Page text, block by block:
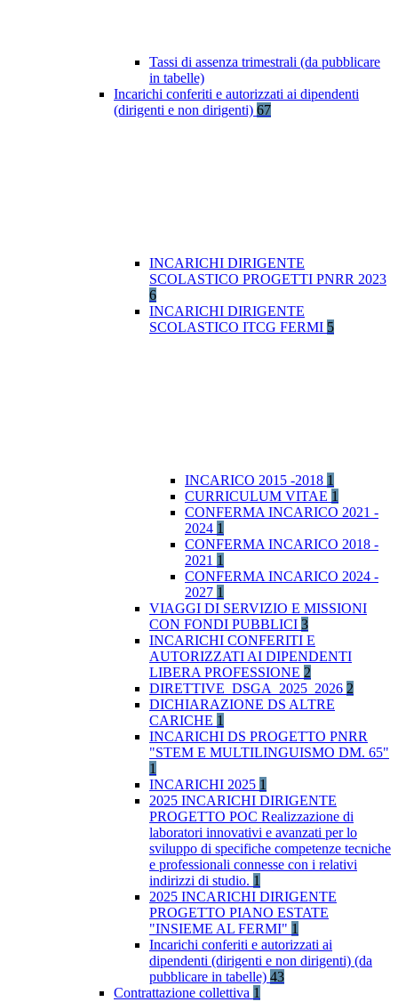
Tassi di assenza trimestrali (da pubblicare
in tabelle)
Incarichi conferiti e autorizzati ai dipendenti
(dirigenti e non dirigenti) 67
INCARICHI DIRIGENTE
SCOLASTICO PROGETTI PNRR 2023
6
INCARICHI DIRIGENTE
SCOLASTICO ITCG FERMI 5
INCARICO 2015 -2018 1
CURRICULUM VITAE 1
CONFERMA INCARICO 2021 -
2024 1
CONFERMA INCARICO 2018 -
2021 1
CONFERMA INCARICO 2024 -
2027 1
VIAGGI DI SERVIZIO E MISSIONI
CON FONDI PUBBLICI 3
INCARICHI CONFERITI E
AUTORIZZATI AI DIPENDENTI
LIBERA PROFESSIONE 2
DIRETTIVE_DSGA_2025_2026 2
DICHIARAZIONE DS ALTRE
CARICHE 1
INCARICHI DS PROGETTO PNRR
"STEM E MULTILINGUISMO DM. 65"
1
INCARICHI 2025 1
2025 INCARICHI DIRIGENTE
PROGETTO POC Realizzazione di
laboratori innovativi e avanzati per lo
sviluppo di specifiche competenze tecniche
e professionali connesse con i relativi
indirizzi di studio. 1
2025 INCARICHI DIRIGENTE
PROGETTO PIANO ESTATE
"INSIEME AL FERMI" 1
Incarichi conferiti e autorizzati ai
dipendenti (dirigenti e non dirigenti) (da
pubblicare in tabelle) 43
Contrattazione collettiva 1